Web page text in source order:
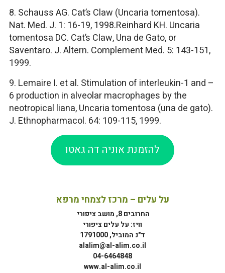
8. Schauss AG. Cat’s Claw (Uncaria tomentosa).
Nat. Med. J. 1: 16-19, 1998.Reinhard KH. Uncaria
tomentosa DC. Cat’s Claw, Una de Gato, or
Saventaro. J. Altern. Complement Med. 5: 143-151,
1999.
9. Lemaire I. et al. Stimulation of interleukin-1 and –
6 production in alveolar macrophages by the
neotropical liana, Uncaria tomentosa (una de gato).
J. Ethnopharmacol. 64: 109-115, 1999.
להזמנת אוניה דה גאטו
על עלים – מרכז לצמחי מרפא
החרובים 8, מושב ציפורי
וויז: על עלים ציפורי
ד"נ המוביל, 1791000
alalim@al-alim.co.il
04-6464848
www.al-alim.co.il